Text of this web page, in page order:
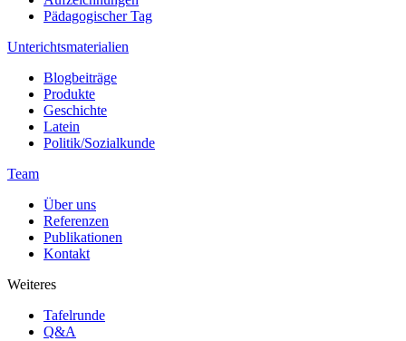
Pädagogischer Tag
Unterichtsmaterialien
Blogbeiträge
Produkte
Geschichte
Latein
Politik/Sozialkunde
Team
Über uns
Referenzen
Publikationen
Kontakt
Weiteres
Tafelrunde
Q&A